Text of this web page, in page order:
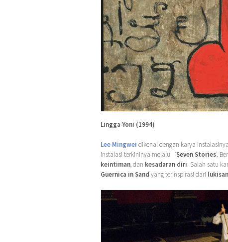
Lingga-Yoni (1994)
Lee Mingwei dikenal dengan karya
instalasi terkininya melalui ‘Seven Stories’.
keintiman, dan kesadaran diri. Salah satu
Guernica in Sand yang terinspirasi dari